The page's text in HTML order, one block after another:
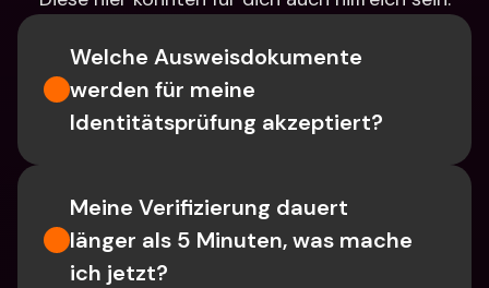
Welche Ausweisdokumente
werden für meine
Identitätsprüfung akzeptiert?
Meine Verifizierung dauert
länger als 5 Minuten, was mache
ich jetzt?